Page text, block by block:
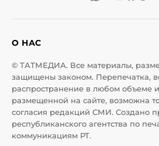
О НАС
© ТАТМЕДИА. Все материалы,
защищены законом. Перепечатка,
распространение в любом объеме
размещенной на сайте, возможна
согласия редакций СМИ. Создано
республиканского агентства по
коммуникациям РТ.